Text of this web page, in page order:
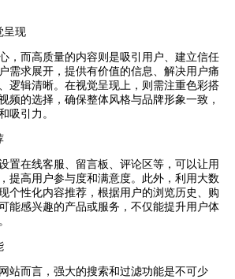
呈现
，而高质量的内容则是吸引用户、建立信任
需求展开，提供有价值的信息、解决用户痛
逻辑清晰。在视觉呈现上，则需注重色彩搭
频的选择，确保整体风格与品牌形象一致，
吸引力。
置在线客服、留言板、评论区等，可以让用
提高用户参与度和满意度。此外，利用大数
个性化内容推荐，根据用户的浏览历史、购
能感兴趣的产品或服务，不仅能提升用户体
站而言，强大的搜索和过滤功能是不可少